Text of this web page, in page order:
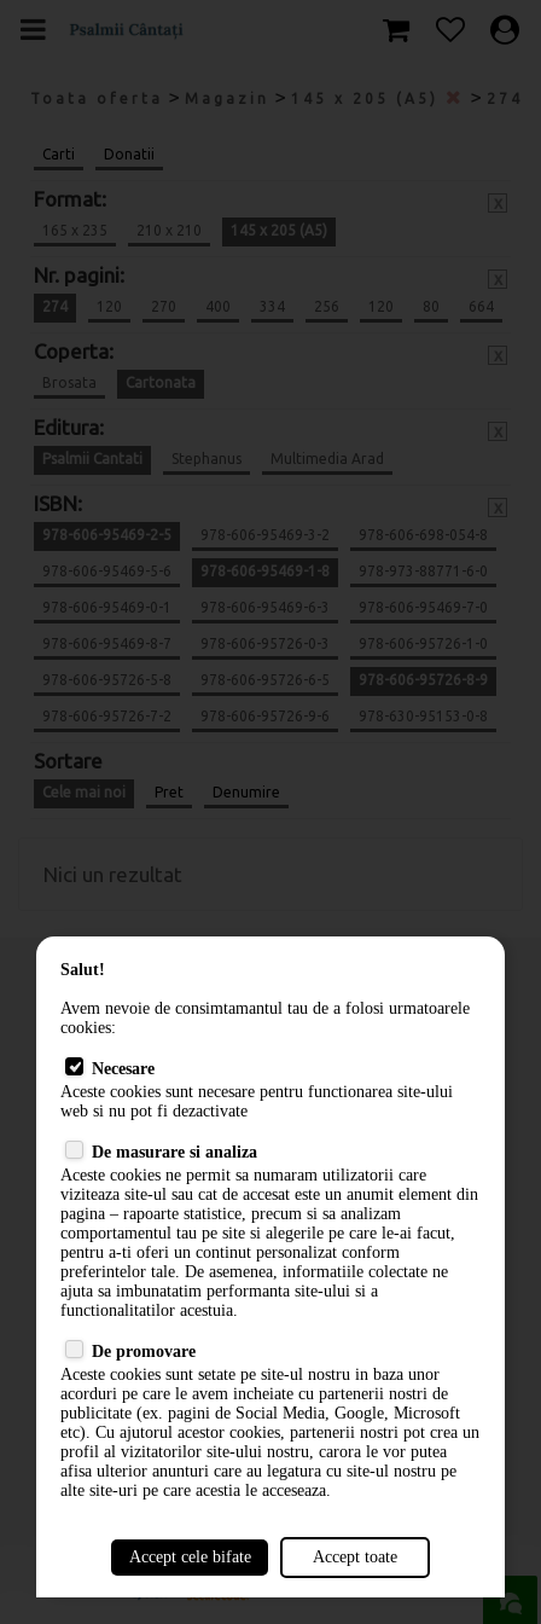
Toata oferta > Magazin > 145 x 205 (A5) > 274
Carti Donatii
Format:
165 x 235 210 x 210 145 x 205 (A5)
Nr. pagini:
274 120 270 400 334 256 120 80 664
Coperta:
Brosata Cartonata
Editura:
Psalmii Cantati Stephanus Multimedia Arad
ISBN:
978-606-95469-2-5 978-606-95469-3-2 978-606-698-054-8
978-606-95469-5-6 978-606-95469-1-8 978-973-88771-6-0
978-606-95469-0-1 978-606-95469-6-3 978-606-95469-7-0
978-606-95469-8-7 978-606-95726-0-3 978-606-95726-1-0
978-606-95726-5-8 978-606-95726-6-5 978-606-95726-8-9
978-606-95726-7-2 978-606-95726-9-6 978-630-95153-0-8
Sortare
Cele mai noi Pret Denumire
Nici un rezultat
Cum comand
Livrare
Contact
Politica de confidentialitate
ANPC
ABONARE LA NEWSLETTER
ABONARE
Salut!
Avem nevoie de consimtamantul tau de a folosi urmatoarele
cookies:
Necesare
Aceste cookies sunt necesare pentru functionarea site-ului
web si nu pot fi dezactivate
De masurare si analiza
Aceste cookies ne permit sa numaram utilizatorii care
viziteaza site-ul sau cat de accesat este un anumit element din
pagina – rapoarte statistice, precum si sa analizam
comportamentul tau pe site si alegerile pe care le-ai facut,
pentru a-ti oferi un continut personalizat conform
preferintelor tale. De asemenea, informatiile colectate ne
ajuta sa imbunatatim performanta site-ului si a
functionalitatilor acestuia.
De promovare
Aceste cookies sunt setate pe site-ul nostru in baza unor
acorduri pe care le avem incheiate cu partenerii nostri de
publicitate (ex. pagini de Social Media, Google, Microsoft
etc). Cu ajutorul acestor cookies, partenerii nostri pot crea un
profil al vizitatorilor site-ului nostru, carora le vor putea
afisa ulterior anunturi care au legatura cu site-ul nostru pe
alte site-uri pe care acestia le acceseaza.
Accept cele bifate Accept toate